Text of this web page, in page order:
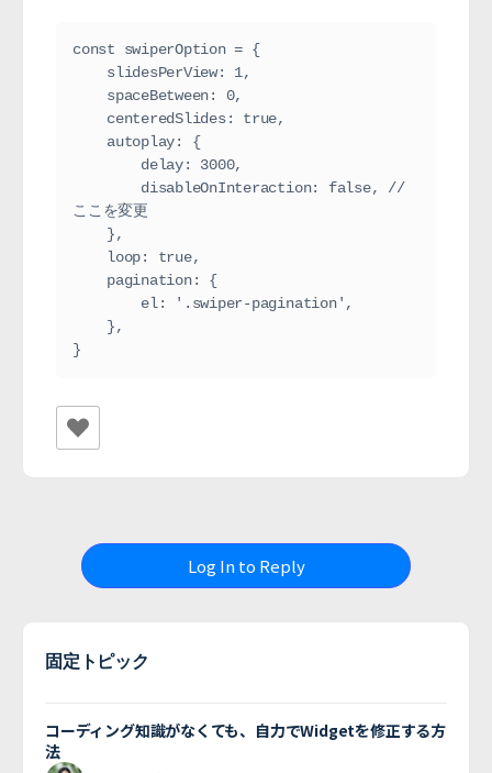
const swiperOption = {
    slidesPerView: 1,
    spaceBetween: 0,
    centeredSlides: true,
    autoplay: {
        delay: 3000,
ここを変更
    },
    loop: true,
    pagination: {
        el: '.swiper-pagination',
    },
}
Log In to Reply
固定トピック
コーディング知識がなくても、自力でWidgetを修正する方
法